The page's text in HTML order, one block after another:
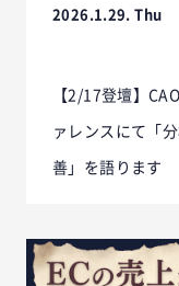
2026.1.29. Thu
【2/17登壇】
ァレンスにて「
善」を語ります